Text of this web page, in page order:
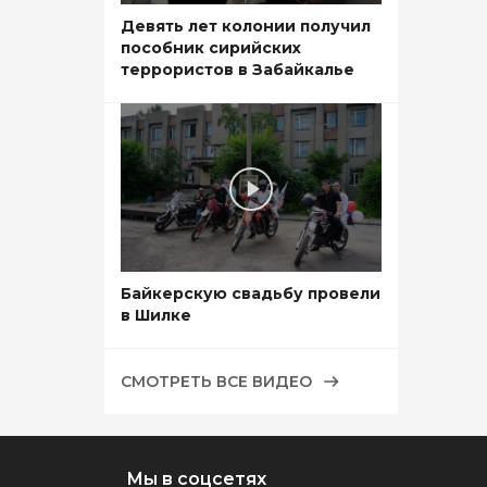
Девять лет колонии получил
пособник сирийских
террористов в Забайкалье
Байкерскую свадьбу провели
в Шилке
СМОТРЕТЬ ВСЕ ВИДЕО
Мы в соцсетях